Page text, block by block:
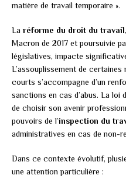
matière de travail temporaire ».
La réforme du droit du travail
Macron de 2017 et poursuivie
législatives, impacte
L’assouplissement de
courts s’accompagne d’un
sanctions en cas d’abus. La loi
de choisir son avenir
pouvoirs de l’inspection du
administratives en cas de non-
Dans ce contexte évolutif,
une attention particulière :